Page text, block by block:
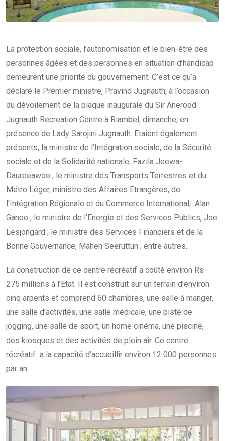
La protection sociale, l’autonomisation et le bien-être des
personnes âgées et des personnes en situation d’handicap
demeurent une priorité du gouvernement. C’est ce qu’a
déclaré le Premier ministre, Pravind Jugnauth, à l’occasion
du dévoilement de la plaque inaugurale du Sir Anerood
Jugnauth Recreation Centre à Riambel, dimanche, en
présence de Lady Sarojini Jugnauth. Etaient également
présents, la ministre de l’Intégration sociale, de la Sécurité
sociale et de la Solidarité nationale, Fazila Jeewa-
Daureeawoo ; le ministre des Transports Terrestres et du
Métro Léger, ministre des Affaires Etrangères, de
l’Intégration Régionale et du Commerce International, Alan
Ganoo ; le ministre de l’Energie et des Services Publics, Joe
Lesjongard ; le ministre des Services Financiers et de la
Bonne Gouvernance, Mahen Seeruttun ; entre autres.
La construction de ce centre récréatif a coûté environ Rs
275 millions à l’Etat. Il est construit sur un terrain d’environ
cinq arpents et comprend 60 chambres, une salle à manger,
une salle d’activités, une salle médicale, une piste de
jogging, une salle de sport, un home cinéma, une piscine,
des kiosques et des activités de plein air. Ce centre
récréatif a la capacité d’accueillir environ 12 000 personnes
par an.